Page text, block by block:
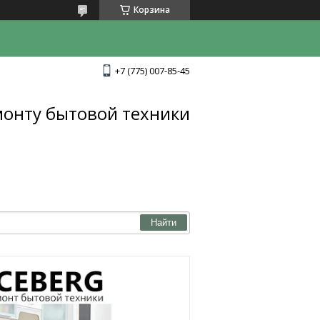
Корзина
+7 (775) 007-85-45
бытовой техники
Найти